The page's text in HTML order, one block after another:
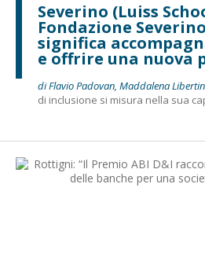
Severino (Luiss
Fondazione
significa
e offrire una nuova
di Flavio Padovan, Maddalena
di inclusione si misura nella sua